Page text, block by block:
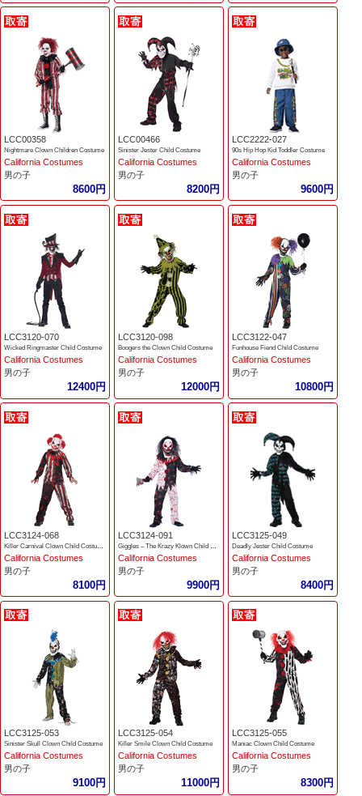
LCC00358
Nightmare Clown Children Costume
California Costumes
男の子
8600円
LCC00466
Sinister Jester Child Costume
California Costumes
男の子
8200円
LCC2222-027
90s Hip Hop Kid Toddler Costume
California Costumes
男の子
9600円
LCC3120-070
Wicked Ringmaster Child Costume
California Costumes
男の子
12400円
LCC3120-098
Boogers the Clown Child Costume
California Costumes
男の子
12000円
LCC3122-047
Funhouse Fiend Child Costume
California Costumes
男の子
10800円
LCC3124-068
California Costumes
男の子
8100円
LCC3124-091
California Costumes
男の子
9900円
LCC3125-049
Deadly Jester Child Costume
California Costumes
男の子
8400円
LCC3125-053
Sinister Skull Clown Child Costume
California Costumes
男の子
9100円
LCC3125-054
Killer Smile Clown Child Costume
California Costumes
男の子
11000円
LCC3125-055
Maniac Clown Child Costume
California Costumes
男の子
8300円